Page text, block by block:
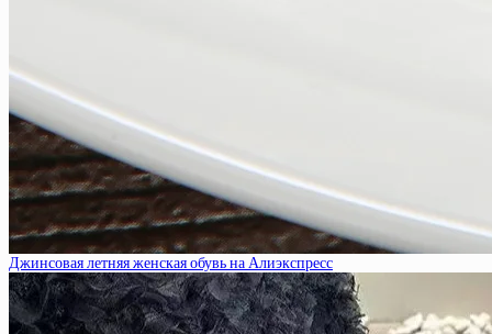
Джинсовая летняя женская обувь на Алиэкспресс